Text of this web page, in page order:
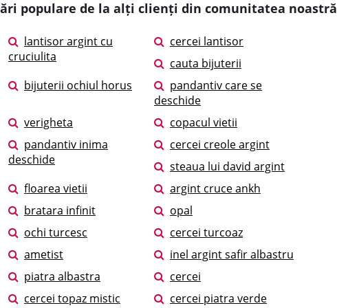
populare de la alți clienți din comunitatea noastră
lantisor argint cu
cruciulita
cercei lantisor
cauta bijuterii
bijuterii ochiul horus
pandantiv care se
deschide
verigheta
copacul vietii
pandantiv inima
deschide
cercei creole argint
steaua lui david argint
floarea vietii
argint cruce ankh
bratara infinit
opal
ochi turcesc
cercei turcoaz
ametist
inel argint safir albastru
piatra albastra
cercei
cercei topaz mistic
cercei piatra verde